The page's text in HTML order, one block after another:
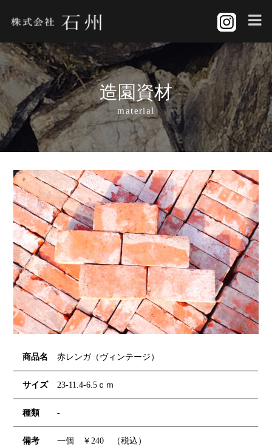
造園資材
material
商品名 赤レンガ（ヴィンテージ）
サイズ 23-11.4-6.5ｃｍ
種類 -
備考 一個 ￥240 （税込）